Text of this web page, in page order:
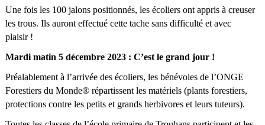
Une fois les 100 jalons positionnés, les écoliers ont appris à creuser
les trous. Ils auront effectué cette tache sans difficulté et avec
plaisir !
Mardi matin 5 décembre 2023 : C’est le grand jour !
Préalablement à l’arrivée des écoliers, les bénévoles de l’ONGE
Forestiers du Monde® répartissent les matériels (plants forestiers,
protections contre les petits et grands herbivores et leurs tuteurs).